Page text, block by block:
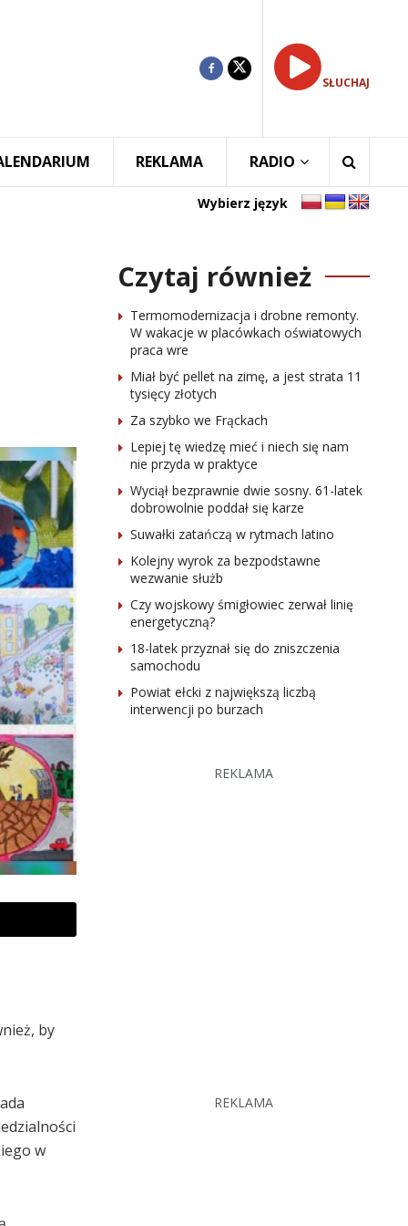
SŁUCHAJ
REKLAMA RADIO
Wybierz język
by
w
Czytaj również
Termomodernizacja i drobne remonty.
W wakacje w placówkach oświatowych
praca wre
Miał być pellet na zimę, a jest strata 11
tysięcy złotych
Za szybko we Frąckach
Lepiej tę wiedzę mieć i niech się nam
nie przyda w praktyce
Wyciął bezprawnie dwie sosny. 61-latek
dobrowolnie poddał się karze
Suwałki zatańczą w rytmach latino
Kolejny wyrok za bezpodstawne
wezwanie służb
Czy wojskowy śmigłowiec zerwał linię
energetyczną?
18-latek przyznał się do zniszczenia
samochodu
Powiat ełcki z największą liczbą
interwencji po burzach
REKLAMA
REKLAMA